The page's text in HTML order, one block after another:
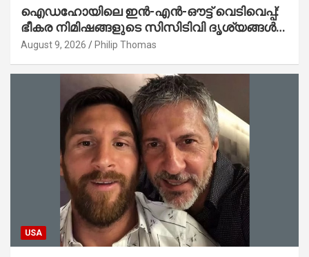
ഐഡഹോയിലെ ഇൻ-എൻ-ഔട്ട് വെടിവെപ്പ്:
ഭീകര നിമിഷങ്ങളുടെ സിസിടിവി ദൃശ്യങ്ങൾ
പുറത്ത്; ആക്രമണത്തിന് പിന്നിലെ കാരണം
August 9, 2026 Philip Thomas
USA